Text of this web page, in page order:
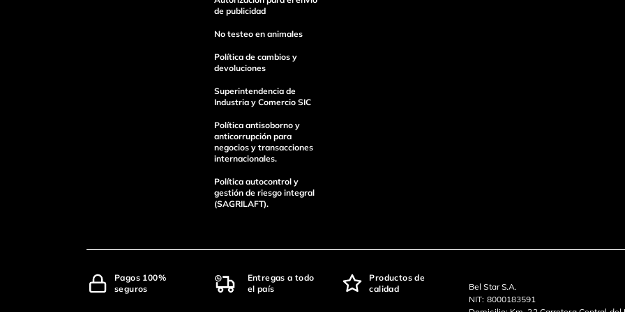
enviar comentario
de publicidad
No testeo en animales
Política de cambios y
devoluciones
Superintendencia de
Industria y Comercio SIC
Política antisoborno y
anticorrupción para
negocios y transacciones
internacionales.
Política autocontrol y
gestión de riesgo integral
(SAGRILAFT).
Pagos 100%
seguros
Entregas a todo
el país
Productos de
calidad
Bel Star S.A.
NIT: 8000183591